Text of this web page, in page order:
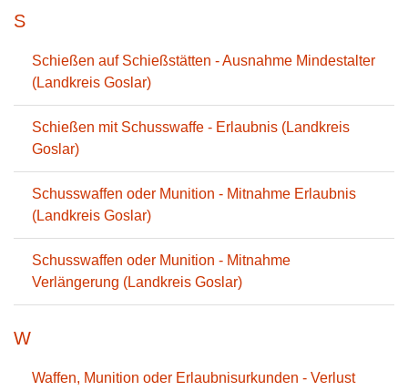
S
Schießen auf Schießstätten - Ausnahme Mindestalter
(Landkreis Goslar)
Schießen mit Schusswaffe - Erlaubnis (Landkreis
Goslar)
Schusswaffen oder Munition - Mitnahme Erlaubnis
(Landkreis Goslar)
Schusswaffen oder Munition - Mitnahme
Verlängerung (Landkreis Goslar)
W
Waffen, Munition oder Erlaubnisurkunden - Verlust